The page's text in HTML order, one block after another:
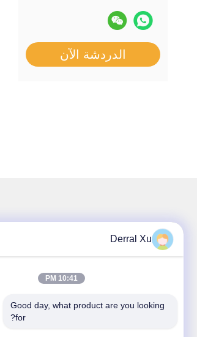
الدردشة الآن
رابط سريع
www.google.com'",
Derral Xu
10:41 PM
Good day, what product are you looking
for?